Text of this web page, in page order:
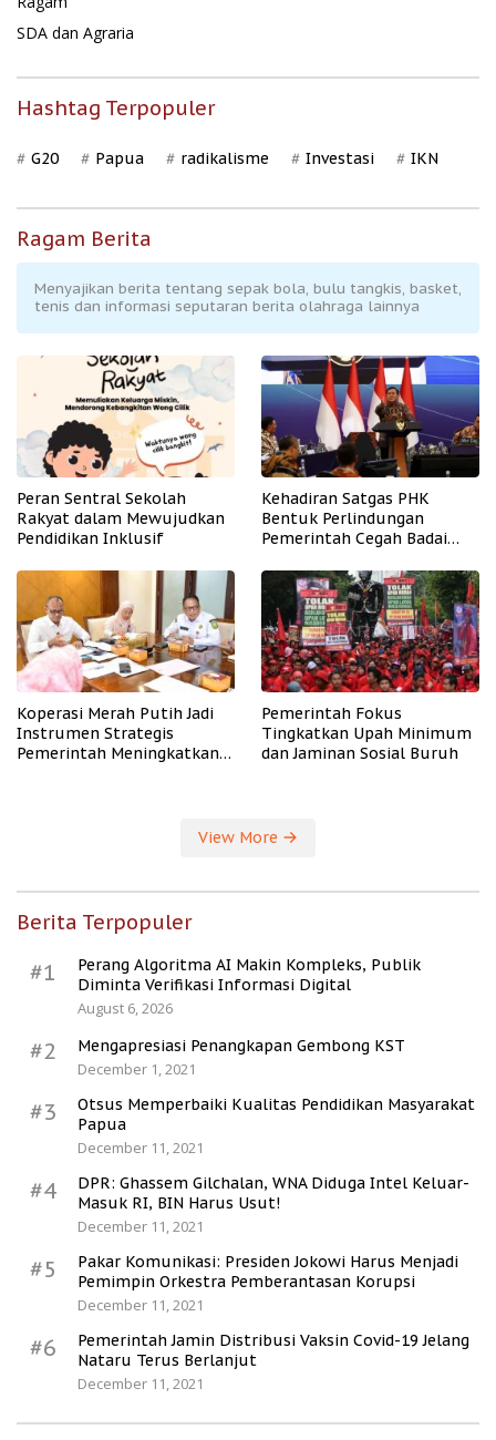
SDA dan Agraria
Hashtag Terpopuler
G20 Papua radikalisme Investasi IKN
Ragam Berita
Menyajikan berita tentang sepak bola, bulu tangkis, basket,
tenis dan informasi seputaran berita olahraga lainnya
Peran Sentral Sekolah
Rakyat dalam Mewujudkan
Pendidikan Inklusif
Kehadiran Satgas PHK
Bentuk Perlindungan
Pemerintah Cegah Badai
Koperasi Merah Putih Jadi
Instrumen Strategis
Pemerintah Meningkatkan
Pemerintah Fokus
Tingkatkan Upah Minimum
dan Jaminan Sosial Buruh
View More
Berita Terpopuler
#1
Perang Algoritma AI Makin Kompleks, Publik
Diminta Verifikasi Informasi Digital
August 6, 2026
#2
Mengapresiasi Penangkapan Gembong KST
December 1, 2021
#3
Otsus Memperbaiki Kualitas Pendidikan Masyarakat
Papua
December 11, 2021
#4
DPR: Ghassem Gilchalan, WNA Diduga Intel Keluar-
Masuk RI, BIN Harus Usut!
December 11, 2021
#5
Pakar Komunikasi: Presiden Jokowi Harus Menjadi
Pemimpin Orkestra Pemberantasan Korupsi
December 11, 2021
#6
Pemerintah Jamin Distribusi Vaksin Covid-19 Jelang
Nataru Terus Berlanjut
December 11, 2021